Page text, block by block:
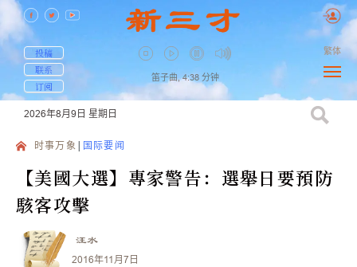
投稿
联系
订阅
笛子曲, 4:38 分钟
繁体
2026年8月9日 星期日
时事万象 国际要闻
【美國大選】專家警告：選舉日要預防
駭客攻擊
汪水
2016年11月7日